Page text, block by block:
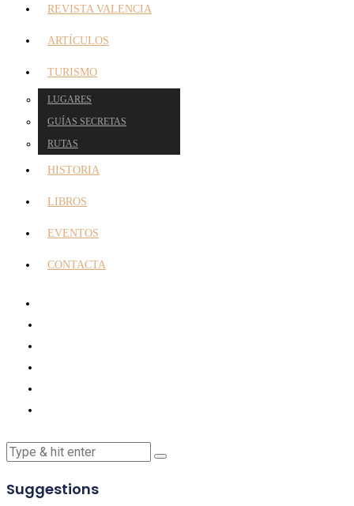
REVISTA VALENCIA
ARTÍCULOS
TURISMO
LUGARES
GUÍAS SECRETAS
RUTAS
HISTORIA
LIBROS
EVENTOS
CONTACTA
Suggestions